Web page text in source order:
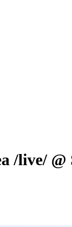
/live/ @